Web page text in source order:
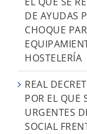
DE AYUDAS
CHOQUE
HOSTELERÍA
REAL
POR EL QUE
URGENTES
SOCIAL